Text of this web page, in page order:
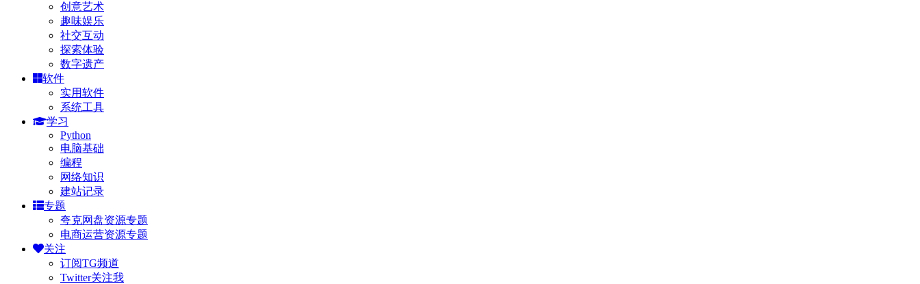
创意艺术
趣味娱乐
社交互动
探索体验
数字遗产
软件
实用软件
系统工具
学习
Python
电脑基础
编程
网络知识
建站记录
专题
夸克网盘资源专题
电商运营资源专题
关注
订阅TG频道
Twitter关注我